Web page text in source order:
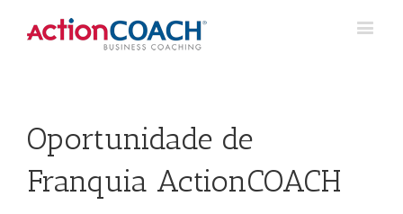
Oportunidade de
Franquia ActionCOACH